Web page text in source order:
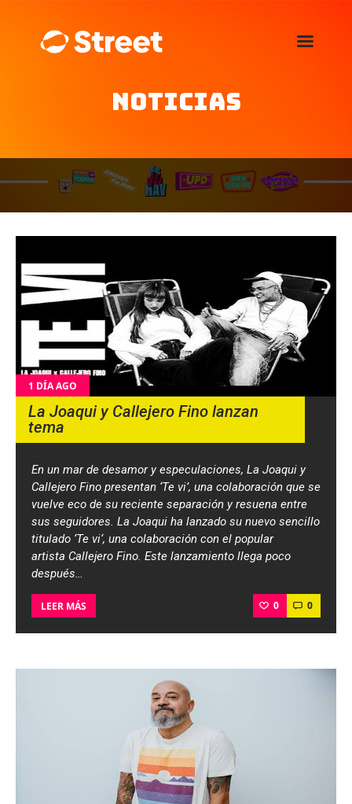
Noticias
La Street FM 101.5
Noticias
Agenda
Publicitá
Familia de auspiciantes
1 DÍA AGO
La Joaqui y Callejero Fino lanzan
tema
En un mar de desamor y especulaciones, La Joaqui y
Callejero Fino presentan ‘Te vi’, una colaboración que se
vuelve eco de su reciente separación y resuena entre
sus seguidores. La Joaqui ha lanzado su nuevo sencillo
titulado ‘Te vi‘, una colaboración con el popular
artista Callejero Fino. Este lanzamiento llega poco
después…
LEER MÁS 0 0